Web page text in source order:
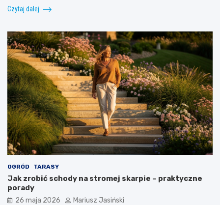
Czytaj dalej
OGRÓD TARASY
Jak zrobić schody na stromej skarpie – praktyczne
porady
26 maja 2026 Mariusz Jasiński